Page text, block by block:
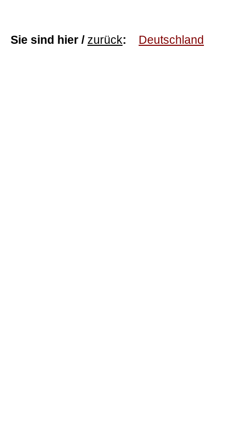
Sie sind hier / zurück: Deutschland